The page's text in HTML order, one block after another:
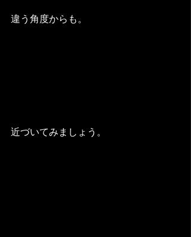
違う角度からも。
近づいてみましょう。